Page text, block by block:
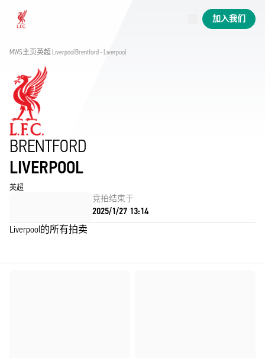
Now live
加入我们
MWS主页英超 LiverpoolBrentford - Liverpool
BRENTFORD
LIVERPOOL
英超
竞拍结束于
2025/1/27 13:14
Liverpool的所有拍卖